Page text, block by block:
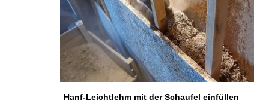
Hanf-Leichtlehm mit der Schaufel einfüllen